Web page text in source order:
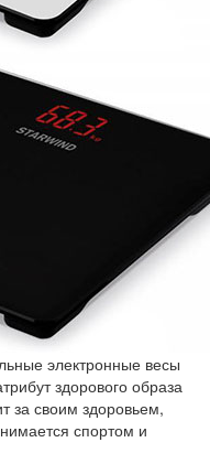
электронные весы
здорового образа
за своим здоровьем,
спортом и